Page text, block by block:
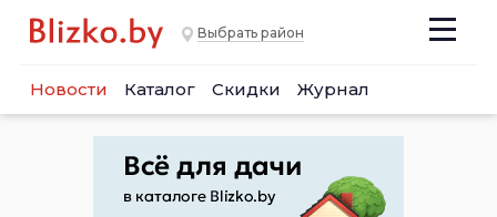
Выбрать район
Новости Каталог Скидки Журнал